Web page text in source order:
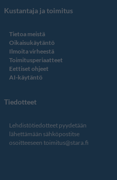
Kustantaja ja toimitus
Tietoa meistä
Oikaisukäytäntö
Ilmoita virheestä
Toimitusperiaatteet
Eettiset ohjeet
AI-käytäntö
Tiedotteet
Lehdistötiedotteet pyydetään
lähettämään sähköpostitse
osoitteeseen toimitus@stara.fi